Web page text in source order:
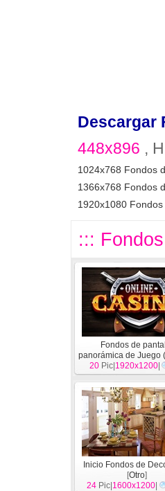
Descargar
448x896 ,
1024x768 Fondos
1366x768 Fondos
1920x1080
:::
Fondos de
panorámica de Juego
20 Pic| 1920x1200
Inicio Fondos de
[Otro]
24 Pic| 1600x1200